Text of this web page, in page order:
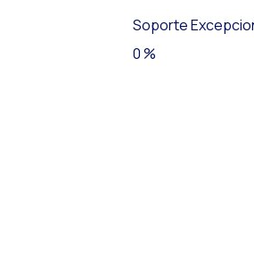
Soporte
0%